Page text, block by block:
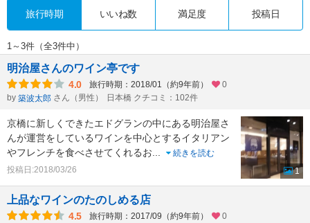
旅行時期 いいね数 満足度 投稿日
1～3件（全3件中）
明治屋さんのワイン亭です
4.0 旅行時期：2018/01（約9年前）
0
by 築波太郎 さん（男性） 日本橋 クチコミ：102件
京橋に新しくできたエドグランの中にある明治屋さ
んが運営をしているワインを中心とするイタリアン
やフレンチを食べさせてくれるお...
続きを読む
投稿日:2018/03/26
1
上品なワインのたのしめる店
4.5 旅行時期：2017/09（約9年前）
0